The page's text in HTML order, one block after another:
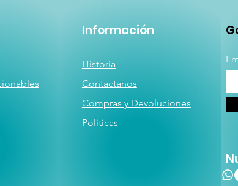
Información
Historia
Contactanos
Compras y Devoluciones
Politicas
N